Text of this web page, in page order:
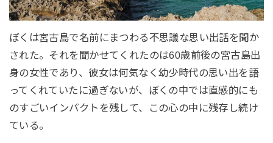
ぼくは宮古島で名前にまつわる不思議な思い出話を聞か
された。それを聞かせてくれたのは60歳前後の宮古島出
身の女性であり、彼女は何気なく幼少時代の思い出を語
ってくれていたに過ぎないが、ぼくの中では直感的にも
のすごいインパクトを残して、この心の中に残存し続け
ている。